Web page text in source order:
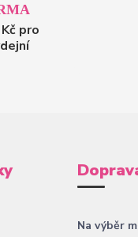
pro
Na výběr